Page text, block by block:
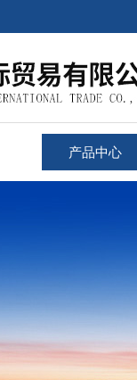
产品中心